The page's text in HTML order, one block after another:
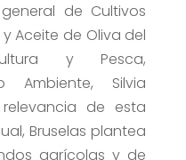
de Cultivos
Aceite de Oliva del
y Pesca,
Ambiente, Silvia
de esta
Bruselas plantea
agrícolas y de